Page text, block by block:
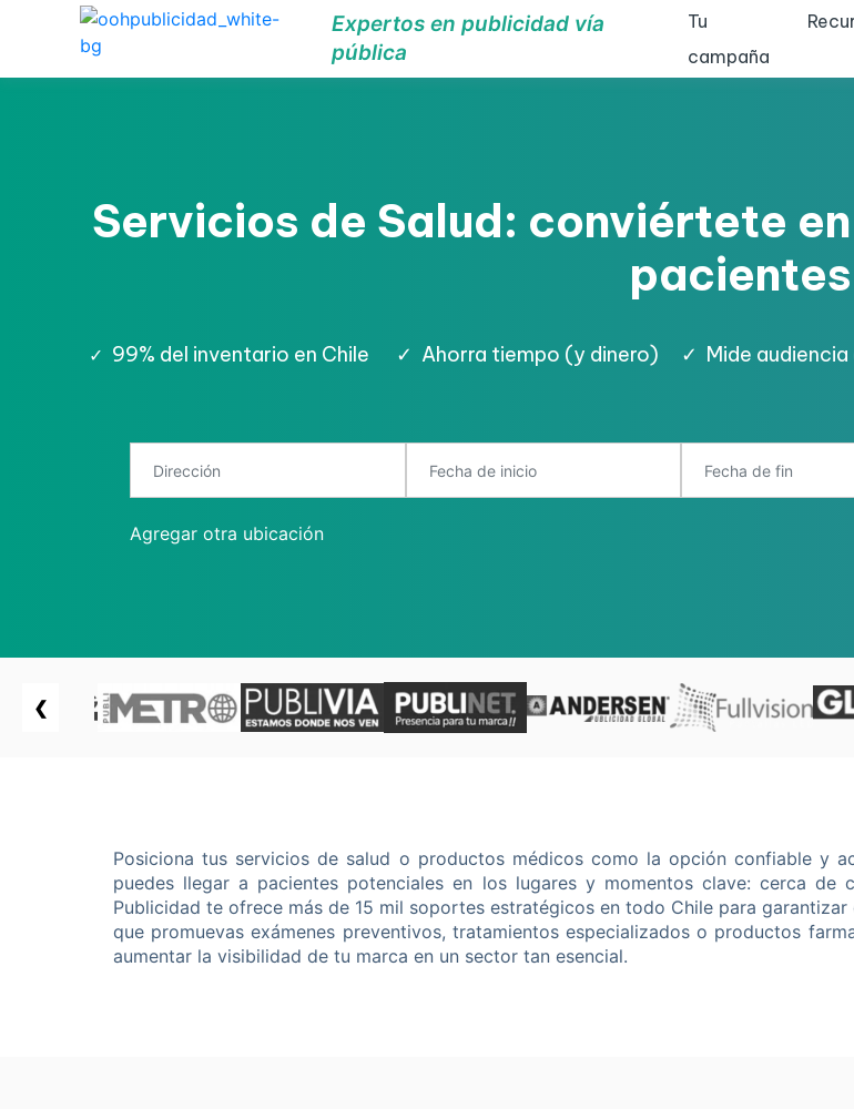
Expertos en publicidad vía
pública
Tu
campaña
Servicios de Salud: conviértete
pacientes
✓ 99% del inventario en Chile ✓ Ahorra tiempo (y dinero) ✓ Mide
Agregar otra ubicación
❮
Posiciona tus servicios de salud o productos médicos como la opción confiable y
puedes llegar a pacientes potenciales en los lugares y momentos clave: cerca de
Publicidad te ofrece más de 15 mil soportes estratégicos en todo Chile para
que promuevas exámenes preventivos, tratamientos especializados o productos
aumentar la visibilidad de tu marca en un sector tan esencial.